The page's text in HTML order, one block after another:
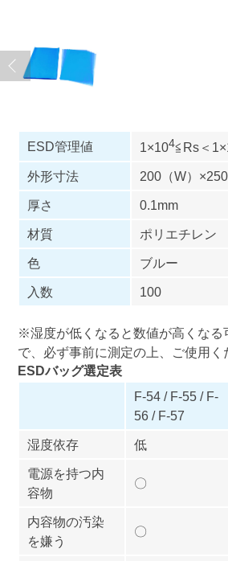
ESD管理値 1×104≦Rs＜
外形寸法
200（W）
厚さ
0.1mm
材質
ポリエチレン
色
ブルー
入数
100
※湿度が低くなると数値が高くなる
で、必ず事前に測定の上、ご使用く
ESDバッグ選定表
F-54 / F-55 / F-
56 / F-57
湿度依存 低
電源を持つ内
容物
〇
内容物の汚染
を嫌う
〇